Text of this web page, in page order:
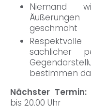
Niemand
geschmäht
sachlicher
bestimmen
Nächster Termin:
bis 20.00 Uhr